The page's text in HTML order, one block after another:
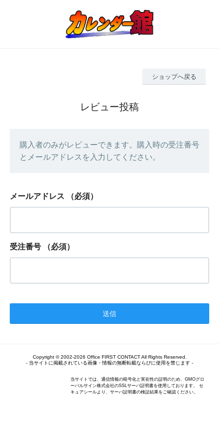
ショップへ戻る
レビュー投稿
購入者のみがレビューできます。購入時の受注番号
とメールアドレスを入力してください。
メールアドレス （必須）
受注番号 （必須）
Copyright © 2002-2026 Office FIRST CONTACT All Rights Reserved.
- 当サイトに掲載されている画像・情報の無断転載ならびに使用を禁じます -
当サイトでは、通信情報の暗号化と実在性の証明のため、GMOグロ
ーバルサイン株式会社のSSLサーバ証明書を使用しております。 セ
キュアシールより、サーバ証明書の検証結果をご確認ください。